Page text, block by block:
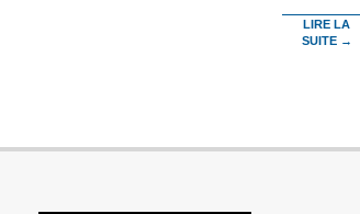
LIRE LA
SUITE →